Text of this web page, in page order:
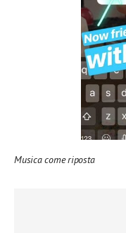
Musica come riposta